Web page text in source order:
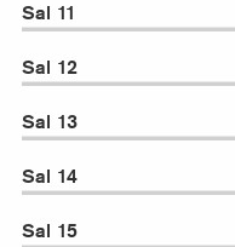
Sal 11
Sal 12
Sal 13
Sal 14
Sal 15